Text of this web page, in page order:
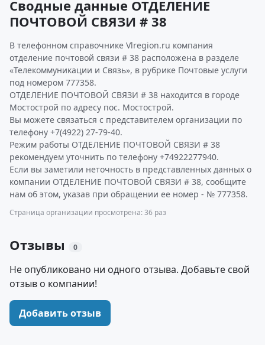
Сводные данные ОТДЕЛЕНИЕ
ПОЧТОВОЙ СВЯЗИ # 38
В телефонном справочнике Vlregion.ru компания
отделение почтовой связи # 38 расположена в разделе
«Телекоммуникации и Связь», в рубрике Почтовые услуги
под номером 777358.
ОТДЕЛЕНИЕ ПОЧТОВОЙ СВЯЗИ # 38 находится в городе
Мостострой по адресу пос. Мостострой.
Вы можете связаться с представителем организации по
телефону +7(4922) 27-79-40.
Режим работы ОТДЕЛЕНИЕ ПОЧТОВОЙ СВЯЗИ # 38
рекомендуем уточнить по телефону +74922277940.
Если вы заметили неточность в представленных данных о
компании ОТДЕЛЕНИЕ ПОЧТОВОЙ СВЯЗИ # 38, сообщите
нам об этом, указав при обращении ее номер - № 777358.
Страница организации просмотрена: 36 раз
Отзывы 0
Не опубликовано ни одного отзыва. Добавьте свой
отзыв о компании!
Добавить отзыв